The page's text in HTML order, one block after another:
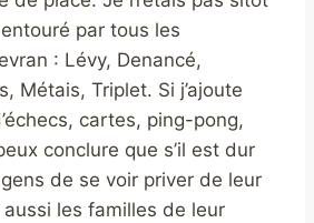
par tous les
: Lévy, Denancé,
Métais, Triplet. Si j’ajoute
cartes, ping-pong,
conclure que s’il est dur
de se voir priver de leur
les familles de leur